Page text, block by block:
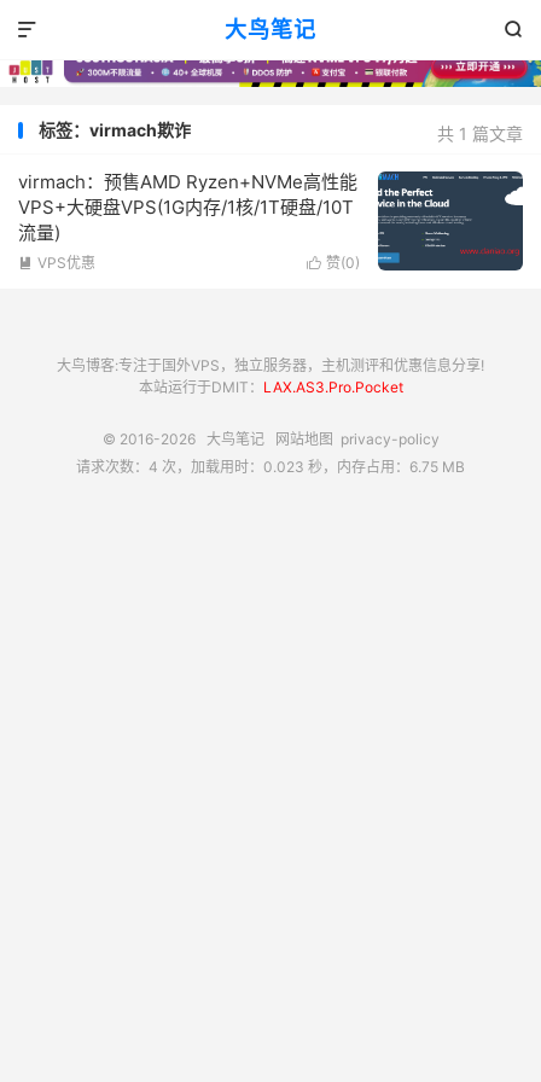
大鸟笔记 

共 1 篇文章
标签：virmach欺诈
virmach：预售AMD Ryzen+NVMe高性能
VPS+大硬盘VPS(1G内存/1核/1T硬盘/10T
流量)
 赞(0)
 VPS优惠
大鸟博客:专注于国外VPS，独立服务器，主机测评和优惠信息分享!
本站运行于DMIT： LAX.AS3.Pro.Pocket
© 2016-2026 大鸟笔记 网站地图 privacy-policy
请求次数：4 次，加载用时：0.023 秒，内存占用：6.75 MB